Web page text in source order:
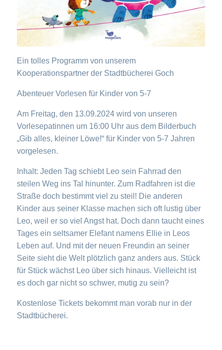
Ein tolles Programm von unserem
Kooperationspartner der Stadtbücherei Goch
Abenteuer Vorlesen für Kinder von 5-7
Am Freitag, den 13.09.2024 wird von unseren
Vorlesepatinnen um 16:00 Uhr aus dem Bilderbuch
„Gib alles, kleiner Löwe!“ für Kinder von 5-7 Jahren
vorgelesen.
Inhalt: Jeden Tag schiebt Leo sein Fahrrad den
steilen Weg ins Tal hinunter. Zum Radfahren ist die
Straße doch bestimmt viel zu steil! Die anderen
Kinder aus seiner Klasse machen sich oft lustig über
Leo, weil er so viel Angst hat. Doch dann taucht eines
Tages ein seltsamer Elefant namens Ellie in Leos
Leben auf. Und mit der neuen Freundin an seiner
Seite sieht die Welt plötzlich ganz anders aus. Stück
für Stück wächst Leo über sich hinaus. Vielleicht ist
es doch gar nicht so schwer, mutig zu sein?
Kostenlose Tickets bekommt man vorab nur in der
Stadtbücherei.